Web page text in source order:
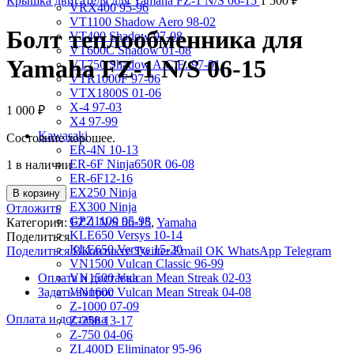
VRX400 95-96
VT1100 Shadow Aero 98-02
VT400 Shadow 97-08
VT600C Shadow 01-08
VT750 Shadow A.C.E. 97-01
VTR1000F 97-06
VTX1800S 01-06
X-4 97-03
X4 97-99
Kawasaki
ER-4N 10-13
ER-6F Ninja650R 06-08
ER-6F12-16
EX250 Ninja
EX300 Ninja
GPZ1100 95-98
KLE650 Versys 10-14
KLE650 Versys 15-20
VN1500 Vulcan Classic 96-99
VN1500 Vulcan Mean Streak 02-03
VN1600 Vulcan Mean Streak 04-08
Z-1000 07-09
Z-250 13-17
Z-750 04-06
ZL400D Eliminator 95-96
Болт теплообменника для
Yamaha FZ-1 N/S 06-15
1 000 ₽
Состояние хорошее.
1 в наличии
В корзину
Отложить
Категории:FZ-1 N/S 06-15, Yamaha
Поделиться
Поделиться ВКонтакте Twitter Email OK WhatsApp Telegram
Оплата и доставка
Задать вопрос
Оплата и доставка